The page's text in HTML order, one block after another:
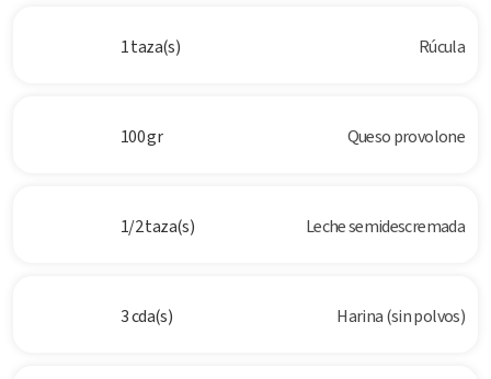
1 taza(s) Rúcula
100 gr Queso provolone
1/2 taza(s) Leche semidescremada
3 cda(s) Harina (sin polvos)